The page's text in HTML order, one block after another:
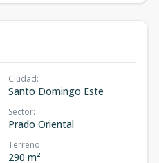
Ciudad:
Santo Domingo Este
Sector:
Prado Oriental
Terreno:
290 m²